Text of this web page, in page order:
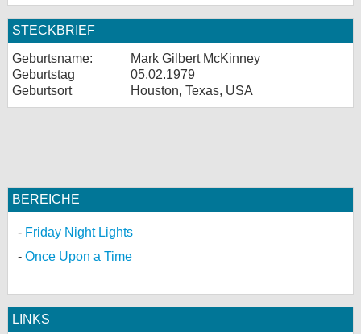
STECKBRIEF
Geburtsname:
Mark Gilbert McKinney
Geburtstag
05.02.1979
Geburtsort
Houston, Texas, USA
BEREICHE
Friday Night Lights
Once Upon a Time
LINKS
myFanbase